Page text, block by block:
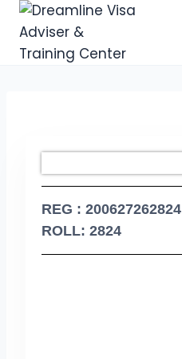
REG : 200627262824
ROLL: 2824